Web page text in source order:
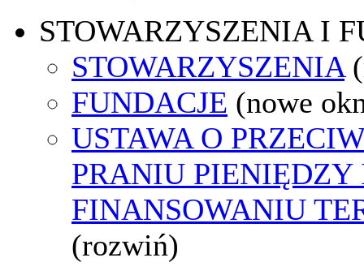
STOWARZYSZENIA I
STOWARZYSZENIA
FUNDACJE (nowe
USTAWA O
PRANIU PIENIĘDZY
FINANSOWANIU
(rozwiń)